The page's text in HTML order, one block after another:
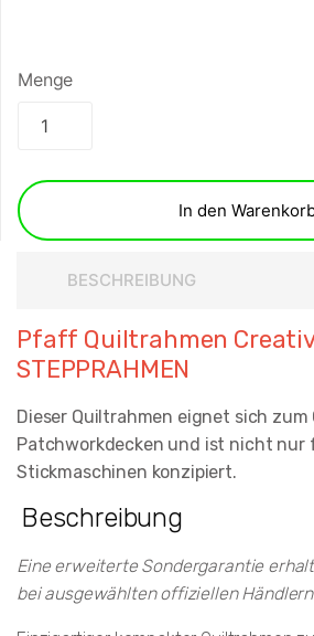
Menge
In den
BESCHREIBUNG
Pfaff Quiltrahmen
STEPPRAHMEN
Dieser Quiltrahmen eignet sich zum
Patchworkdecken und ist nicht
Stickmaschinen konzipiert.
Beschreibung
Eine erweiterte Sondergarantie
bei ausgewählten offiziellen